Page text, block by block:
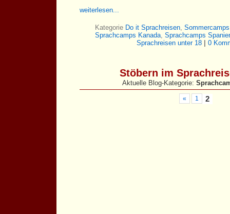
weiterlesen...
Kategorie Do it Sprachreisen, Sommercamps
Sprachcamps Kanada, Sprachcamps
Sprachreisen unter 18
0
Stöbern im
Aktuelle Blog-Kategorie:
« 1 2